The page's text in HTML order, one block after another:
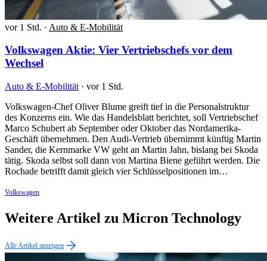
vor 1 Std. · Auto & E-Mobilität
Volkswagen Aktie: Vier Vertriebschefs vor dem
Wechsel
Auto & E-Mobilität · vor 1 Std.
Volkswagen-Chef Oliver Blume greift tief in die Personalstruktur
des Konzerns ein. Wie das Handelsblatt berichtet, soll Vertriebschef
Marco Schubert ab September oder Oktober das Nordamerika-
Geschäft übernehmen. Den Audi-Vertrieb übernimmt künftig Martin
Sander, die Kernmarke VW geht an Martin Jahn, bislang bei Skoda
tätig. Skoda selbst soll dann von Martina Biene geführt werden. Die
Rochade betrifft damit gleich vier Schlüsselpositionen im…
Volkswagen
Weitere Artikel zu Micron Technology
Alle Artikel anzeigen